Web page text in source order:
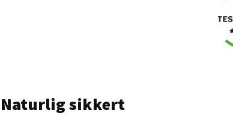
Naturlig sikkert